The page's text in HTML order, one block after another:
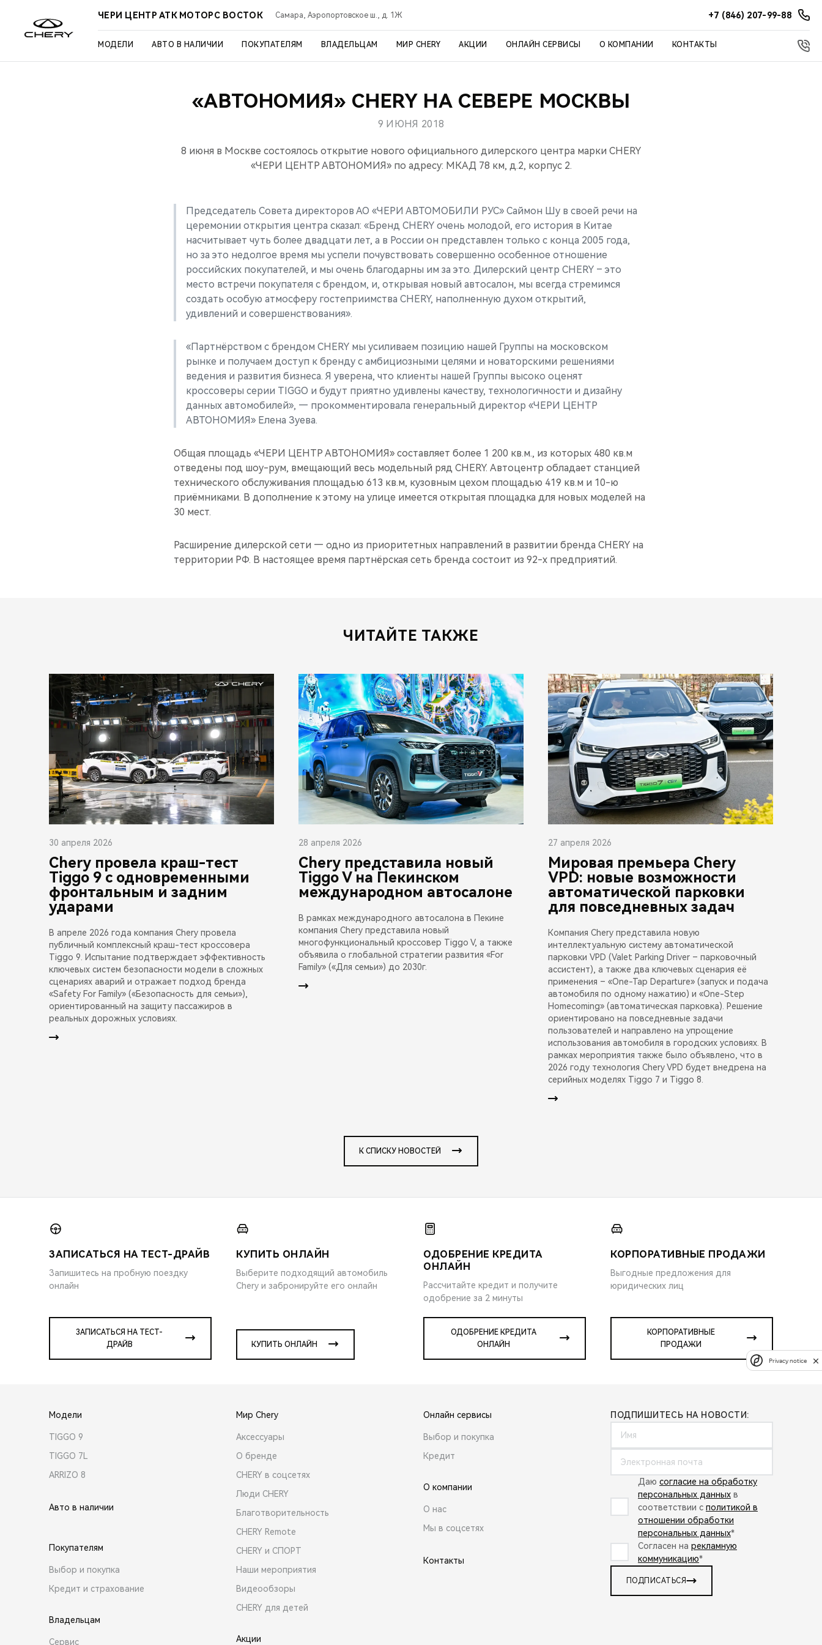
ЧЕРИ ЦЕНТР АТК МОТОРС ВОСТОК Самара, Аэропортовское ш., д. 1Ж +7 (846) 207-99-88
МОДЕЛИ АВТО В НАЛИЧИИ ПОКУПАТЕЛЯМ ВЛАДЕЛЬЦАМ МИР CHERY АКЦИИ ОНЛАЙН СЕРВИСЫ О КОМПАНИИ КОНТАКТЫ
«АВТОНОМИЯ» CHERY НА СЕВЕРЕ МОСКВЫ
9 ИЮНЯ 2018
8 июня в Москве состоялось открытие нового официального дилерского центра марки CHERY
«ЧЕРИ ЦЕНТР АВТОНОМИЯ» по адресу: МКАД 78 км, д.2, корпус 2.
Председатель Совета директоров АО «ЧЕРИ АВТОМОБИЛИ РУС» Саймон Шу в своей речи на
церемонии открытия центра сказал: «Бренд CHERY очень молодой, его история в Китае
насчитывает чуть более двадцати лет, а в России он представлен только с конца 2005 года,
но за это недолгое время мы успели почувствовать совершенно особенное отношение
российских покупателей, и мы очень благодарны им за это. Дилерский центр CHERY – это
место встречи покупателя с брендом, и, открывая новый автосалон, мы всегда стремимся
создать особую атмосферу гостеприимства CHERY, наполненную духом открытий,
удивлений и совершенствования».
«Партнёрством с брендом CHERY мы усиливаем позицию нашей Группы на московском
рынке и получаем доступ к бренду с амбициозными целями и новаторскими решениями
ведения и развития бизнеса. Я уверена, что клиенты нашей Группы высоко оценят
кроссоверы серии TIGGO и будут приятно удивлены качеству, технологичности и дизайну
данных автомобилей», — прокомментировала генеральный директор «ЧЕРИ ЦЕНТР
АВТОНОМИЯ» Елена Зуева.
Общая площадь «ЧЕРИ ЦЕНТР АВТОНОМИЯ» составляет более 1 200 кв.м., из которых 480 кв.м
отведены под шоу-рум, вмещающий весь модельный ряд CHERY. Автоцентр обладает станцией
технического обслуживания площадью 613 кв.м, кузовным цехом площадью 419 кв.м и 10-ю
приёмниками. В дополнение к этому на улице имеется открытая площадка для новых моделей на
30 мест.
Расширение дилерской сети — одно из приоритетных направлений в развитии бренда CHERY на
территории РФ. В настоящее время партнёрская сеть бренда состоит из 92-х предприятий.
ЧИТАЙТЕ ТАКЖЕ
30 апреля 2026
Chery провела краш-тест
Tiggo 9 с одновременными
фронтальным и задним
ударами
В апреле 2026 года компания Chery провела
публичный комплексный краш-тест кроссовера
Tiggo 9. Испытание подтверждает эффективность
ключевых систем безопасности модели в сложных
сценариях аварий и отражает подход бренда
«Safety For Family» («Безопасность для семьи»),
ориентированный на защиту пассажиров в
реальных дорожных условиях.
28 апреля 2026
Chery представила новый
Tiggo V на Пекинском
международном автосалоне
В рамках международного автосалона в Пекине
компания Chery представила новый
многофункциональный кроссовер Tiggo V, а также
объявила о глобальной стратегии развития «For
Family» («Для семьи») до 2030г.
27 апреля 2026
Мировая премьера Chery
VPD: новые возможности
автоматической парковки
для повседневных задач
Компания Chery представила новую
интеллектуальную систему автоматической
парковки VPD (Valet Parking Driver – парковочный
ассистент), а также два ключевых сценария её
применения – «One-Tap Departure» (запуск и подача
автомобиля по одному нажатию) и «One-Step
Homecoming» (автоматическая парковка). Решение
ориентировано на повседневные задачи
пользователей и направлено на упрощение
использования автомобиля в городских условиях. В
рамках мероприятия также было объявлено, что в
2026 году технология Chery VPD будет внедрена на
серийных моделях Tiggo 7 и Tiggo 8.
К СПИСКУ НОВОСТЕЙ
ЗАПИСАТЬСЯ НА ТЕСТ-ДРАЙВ
Запишитесь на пробную поездку
онлайн
ЗАПИСАТЬСЯ НА ТЕСТ-
ДРАЙВ
КУПИТЬ ОНЛАЙН
Выберите подходящий автомобиль
Chery и забронируйте его онлайн
КУПИТЬ ОНЛАЙН
ОДОБРЕНИЕ КРЕДИТА
ОНЛАЙН
Рассчитайте кредит и получите
одобрение за 2 минуты
ОДОБРЕНИЕ КРЕДИТА
ОНЛАЙН
КОРПОРАТИВНЫЕ ПРОДАЖИ
Выгодные предложения для
юридических лиц
КОРПОРАТИВНЫЕ
ПРОДАЖИ
Модели
TIGGO 9
TIGGO 7L
ARRIZO 8
Авто в наличии
Покупателям
Выбор и покупка
Кредит и страхование
Владельцам
Сервис
Мир Chery
Аксессуары
О бренде
CHERY в соцсетях
Люди CHERY
Благотворительность
CHERY Remote
CHERY и СПОРТ
Наши мероприятия
Видеообзоры
CHERY для детей
Акции
Онлайн сервисы
Выбор и покупка
Кредит
О компании
О нас
Мы в соцсетях
Контакты
ПОДПИШИТЕСЬ НА НОВОСТИ:
Даю согласие на обработку
персональных данных в
соответствии с политикой в
отношении обработки
персональных данных*
Согласен на рекламную
коммуникацию*
ПОДПИСАТЬСЯ
Privacy notice